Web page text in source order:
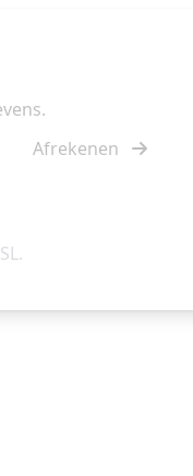
Afrekenen